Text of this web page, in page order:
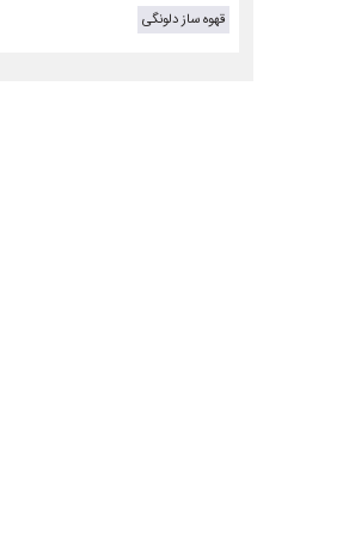
قهوه ساز دلونگی